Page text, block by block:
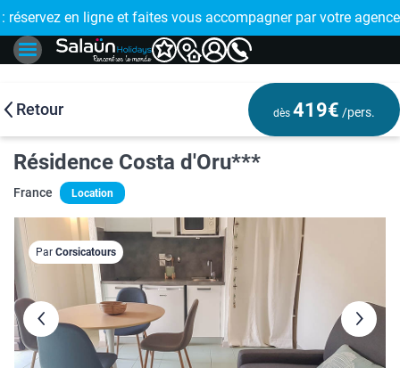
!
: réservez en ligne et faites vous accompagner par votre
🤩
Retour dès 419€ /pers.
Résidence Costa d'Oru***
France Location
Par Corsicatours